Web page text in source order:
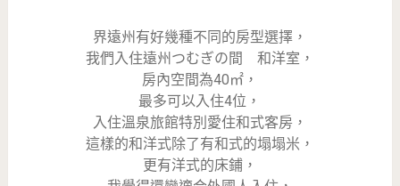
界遠州有好幾種不同的房型選擇，
我們入住遠州つむぎの間 和洋室，
房內空間為40㎡，
最多可以入住4位，
入住溫泉旅館特別愛住和式客房，
這樣的和洋式除了有和式的塌塌米，
更有洋式的床鋪，